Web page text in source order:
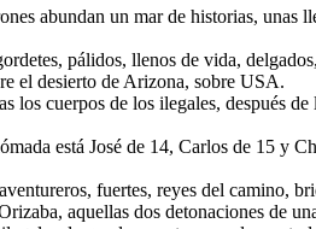
abundan un mar de historias, unas
pálidos, llenos de vida,
el desierto de Arizona, sobre USA.
los cuerpos de los ilegales, después
está José de 14, Carlos de 15 y
fuertes, reyes del camino,
aquellas dos detonaciones de